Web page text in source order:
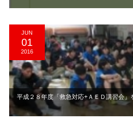
JUN
01
2016
平成２８年度「救急対応+ＡＥＤ講習会」